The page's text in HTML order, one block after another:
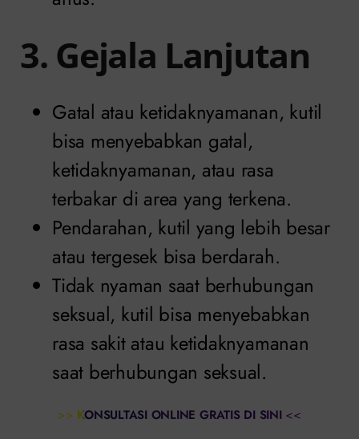
3. Gejala Lanjutan
Gatal atau ketidaknyamanan, kutil
bisa menyebabkan gatal,
ketidaknyamanan, atau rasa
terbakar di area yang terkena.
Pendarahan, kutil yang lebih besar
atau tergesek bisa berdarah.
Tidak nyaman saat berhubungan
seksual, kutil bisa menyebabkan
rasa sakit atau ketidaknyamanan
saat berhubungan seksual.
>> KONSULTASI ONLINE GRATIS DI SINI <<